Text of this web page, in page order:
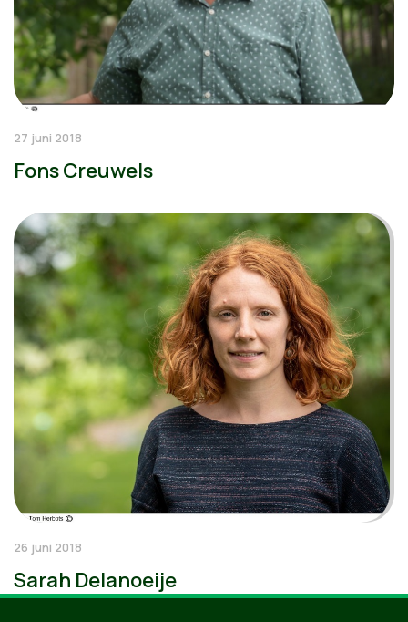
27 juni 2018
Fons Creuwels
26 juni 2018
Sarah Delanoeije